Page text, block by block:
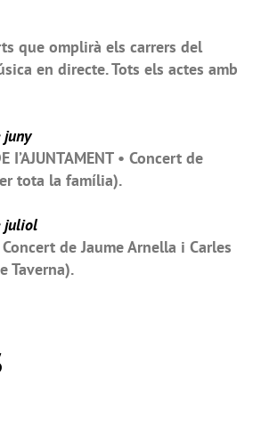
que omplirà els carrers del
en directe. Tots els actes amb
juny
I’AJUNTAMENT • Concert de
tota la família).
juliol
Concert de Jaume Arnella i Carles
Taverna).